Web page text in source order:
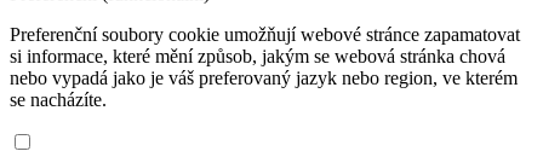
Preferenční soubory cookie umožňují webové stránce zapamatovat
si informace, které mění způsob, jakým se webová stránka chová
nebo vypadá jako je váš preferovaný jazyk nebo region, ve kterém
se nacházíte.